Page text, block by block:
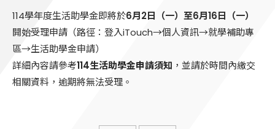
114學年度生活助學金即將於6月2日（一）至6月16日（一）
開始受理申請（路徑：登入iTouch→個人資訊→就學補助專
區→生活助學金申請）
詳細內容請參考114生活助學金申請須知 ，並請於時間內繳交
相關資料，逾期將無法受理。